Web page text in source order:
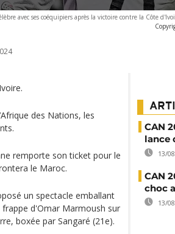
avec ses coéquipiers après la victoire contre la Côte
des Nations, les
remporte son ticket pour le
le Maroc.
un spectacle emballant
d'Omar Marmoush sur
boxée par Sangaré (21e).
CAN
lance
13/
CAN
choc
13/